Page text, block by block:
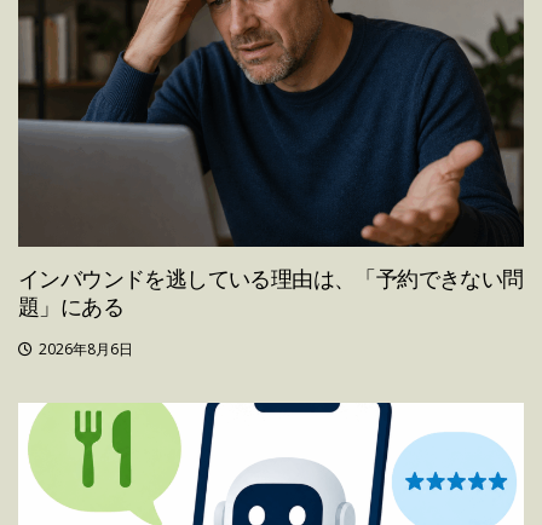
インバウンドを逃している理由は、「予約できない問
題」にある
2026年8月6日